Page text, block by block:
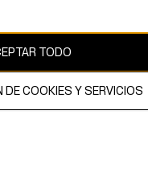
TODO
DE COOKIES Y SERVICIOS